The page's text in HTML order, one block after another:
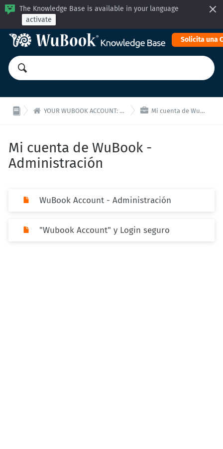
The Knowledge Base is available in your language
activate
Solicita una
 YOUR WUBOOK ACCOUNT: Payments and administration  Mi cuenta de WuBook - Administración
Mi cuenta de WuBook -
Administración
WuBook Account - Administración
"Wubook Account" y Login seguro